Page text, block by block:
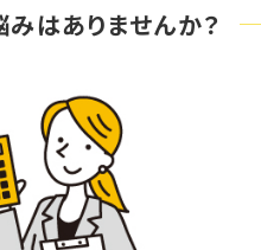
はありませんか？